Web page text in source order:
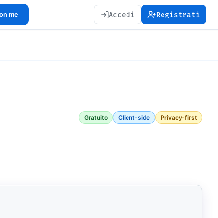
Accedi Registrati
me
Gratuito Client-side Privacy-first